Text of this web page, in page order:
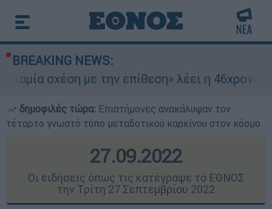
BREAKING NEWS:
την επίθεση» λέει η 46χρονη - Τι αποκάλυψε
δημοφιλές τώρα: Επιστήμονες ανακάλυψαν τον
τέταρτο γνωστό τύπο μεταδοτικού καρκίνου στον κόσμο
27.09.2022
Οι ειδήσεις όπως τις κατέγραψε το ΕΘΝΟΣ
την Τρίτη 27 Σεπτεμβρίου 2022